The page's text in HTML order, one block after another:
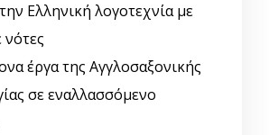
Ελληνική λογοτεχνία με
νότες
έργα της Αγγλοσαξονικής
σε εναλλασσόμενο